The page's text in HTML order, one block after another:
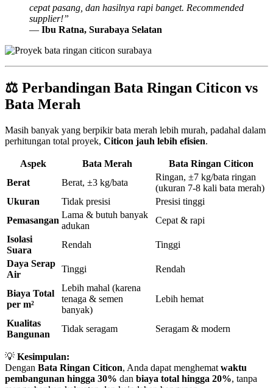
cepat pasang, dan hasilnya rapi banget. Recommended
supplier!”
— Ibu Ratna, Surabaya Selatan
⚖️ Perbandingan Bata Ringan Citicon vs
Bata Merah
Masih banyak yang berpikir bata merah lebih murah, padahal dalam
perhitungan total proyek, Citicon jauh lebih efisien.
Aspek Bata Merah
Bata Ringan Citicon
Berat
Berat, ±3 kg/bata
Ringan, ±7 kg/bata ringan
(ukuran 7-8 kali bata merah)
Ukuran
Tidak presisi
Presisi tinggi
Pemasangan
Lama & butuh banyak
adukan
Cepat & rapi
Isolasi
Suara
Rendah
Tinggi
Daya Serap
Air
Tinggi Rendah
Biaya Total
per m²
Lebih mahal (karena
tenaga & semen
banyak)
Lebih hemat
Kualitas
Bangunan
Tidak seragam Seragam & modern
💡 Kesimpulan:
Dengan Bata Ringan Citicon, Anda dapat menghemat waktu
pembangunan hingga 30% dan biaya total hingga 20%, tanpa